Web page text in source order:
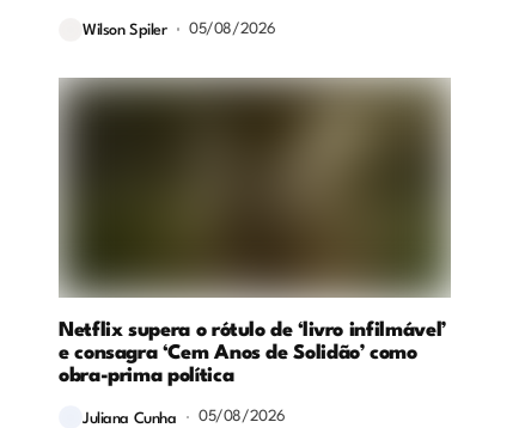
Wilson Spiler 05/08/2026
Netflix supera o rótulo de ‘livro infilmável’
e consagra ‘Cem Anos de Solidão’ como
obra-prima política
Juliana Cunha 05/08/2026